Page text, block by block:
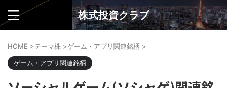
株式投資クラブ
HOME >テーマ株 >ゲーム・アプリ関連銘柄 >
ゲーム・アプリ関連銘柄